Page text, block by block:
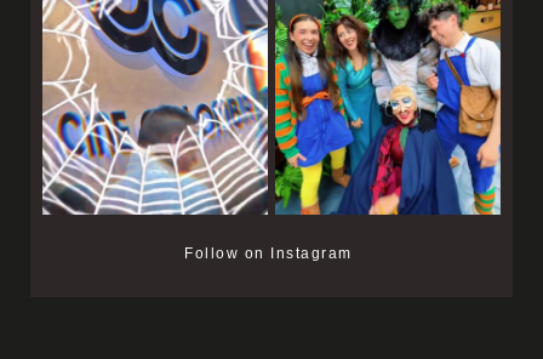
Follow on Instagram